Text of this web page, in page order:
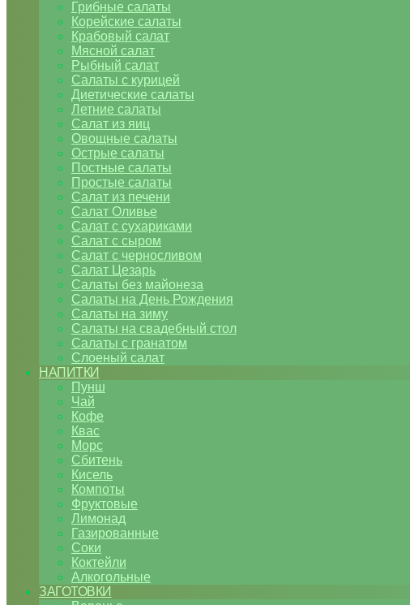
Грибные салаты
Корейские салаты
Крабовый салат
Мясной салат
Рыбный салат
Салаты с курицей
Диетические салаты
Летние салаты
Салат из яиц
Овощные салаты
Острые салаты
Постные салаты
Простые салаты
Салат из печени
Салат Оливье
Салат с сухариками
Салат с сыром
Салат с черносливом
Салат Цезарь
Салаты без майонеза
Салаты на День Рождения
Салаты на зиму
Салаты на свадебный стол
Салаты с гранатом
Слоеный салат
НАПИТКИ
Пунш
Чай
Кофе
Квас
Морс
Сбитень
Кисель
Компоты
Фруктовые
Лимонад
Газированные
Соки
Коктейли
Алкогольные
ЗАГОТОВКИ